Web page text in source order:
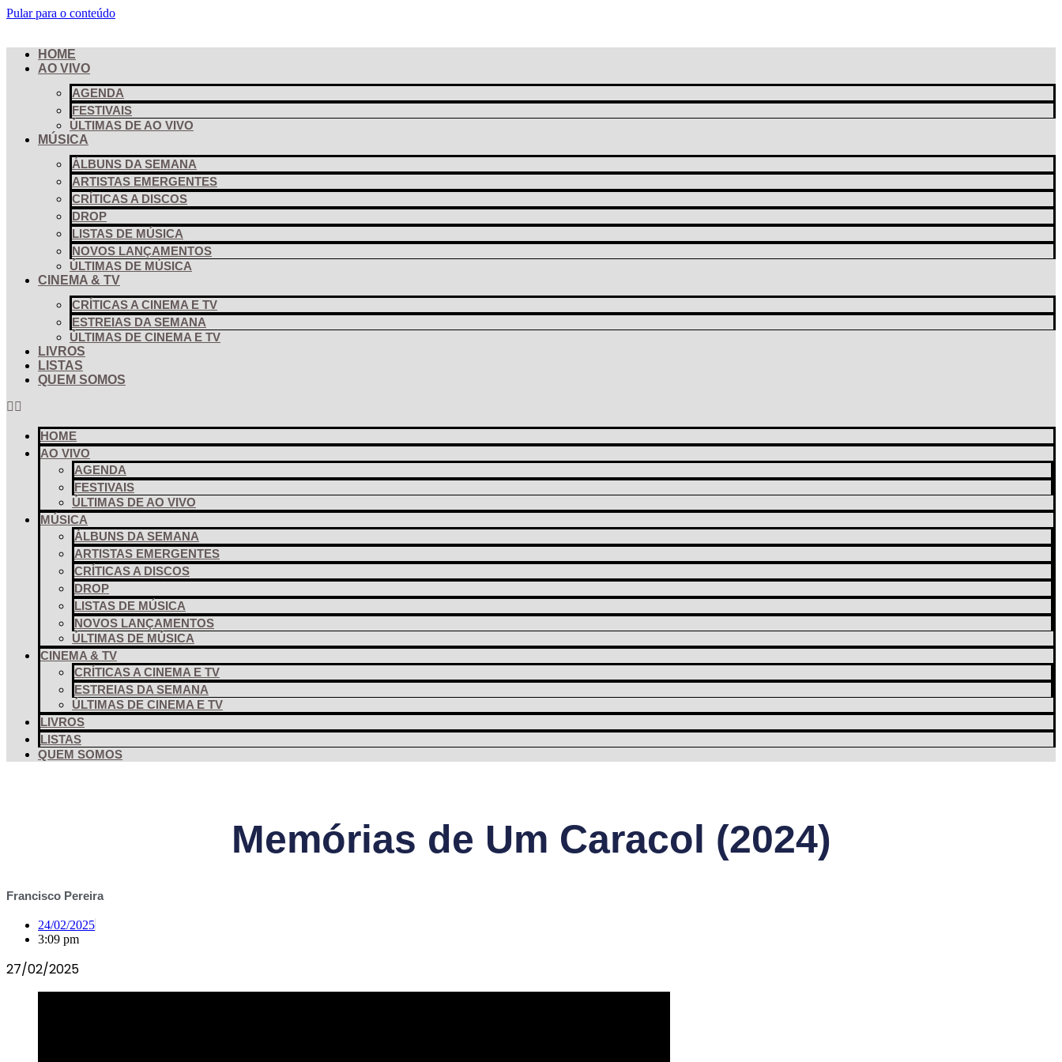
Pular para o conteúdo
HOME
AO VIVO
AGENDA
FESTIVAIS
ÚLTIMAS DE AO VIVO
MÚSICA
ÁLBUNS DA SEMANA
ARTISTAS EMERGENTES
CRÍTICAS A DISCOS
DROP
LISTAS DE MÚSICA
NOVOS LANÇAMENTOS
ÚLTIMAS DE MÚSICA
CINEMA & TV
CRÍTICAS A CINEMA E TV
ESTREIAS DA SEMANA
ÚLTIMAS DE CINEMA E TV
LIVROS
LISTAS
QUEM SOMOS
HOME
AO VIVO
AGENDA
FESTIVAIS
ÚLTIMAS DE AO VIVO
MÚSICA
ÁLBUNS DA SEMANA
ARTISTAS EMERGENTES
CRÍTICAS A DISCOS
DROP
LISTAS DE MÚSICA
NOVOS LANÇAMENTOS
ÚLTIMAS DE MÚSICA
CINEMA & TV
CRÍTICAS A CINEMA E TV
ESTREIAS DA SEMANA
ÚLTIMAS DE CINEMA E TV
LIVROS
LISTAS
QUEM SOMOS
Memórias de Um Caracol (2024)
Francisco Pereira
24/02/2025
3:09 pm
27/02/2025